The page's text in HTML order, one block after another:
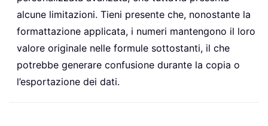
alcune limitazioni. Tieni presente che, nonostante la
formattazione applicata, i numeri mantengono il loro
valore originale nelle formule sottostanti, il che
potrebbe generare confusione durante la copia o
l’esportazione dei dati.